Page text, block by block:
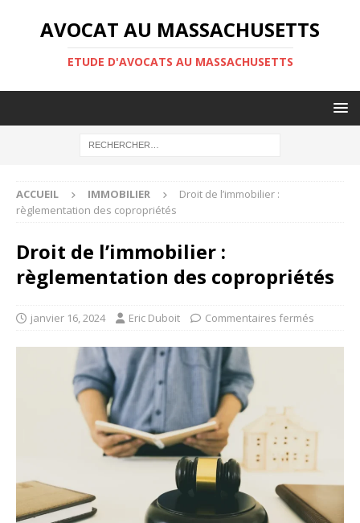
AVOCAT AU MASSACHUSETTS
ETUDE D'AVOCATS AU MASSACHUSETTS
ACCUEIL IMMOBILIER
Droit de l’immobilier :
règlementation des copropriétés
Droit de l’immobilier :
règlementation des copropriétés
janvier 16, 2024 Eric Duboit Commentaires fermés